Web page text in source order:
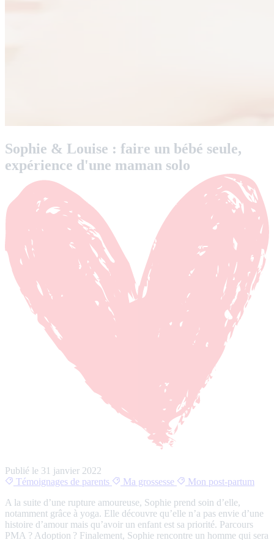
Sophie & Louise : faire un bébé seule,
expérience d'une maman solo
Publié le 31 janvier 2022
Témoignages de parents
Ma grossesse
Mon post-partum
A la suite d’une rupture amoureuse, Sophie prend soin d’elle,
notamment grâce à yoga. Elle découvre qu’elle n’a pas envie d’une
histoire d’amour mais qu’avoir un enfant est sa priorité. Parcours
PMA ? Adoption ? Finalement, Sophie rencontre un homme qui sera